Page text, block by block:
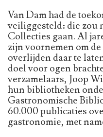
Van Dam had de
veiliggesteld: die zou
Collecties gaan. Al
zijn voornemen om
overlijden daar te
doel voor ogen
verzamelaars, Joop
hun bibliotheken
Gastronomische
60.000 publicaties
gastronomie, met